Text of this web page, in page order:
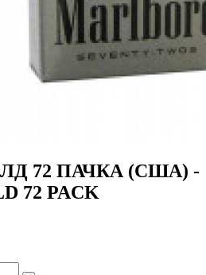
72 ПАЧКА (США) -
72 PACK